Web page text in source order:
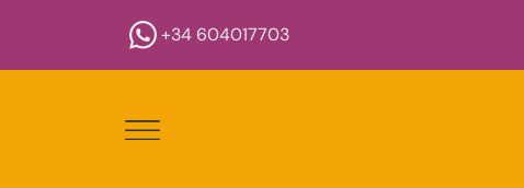
+34 604017703